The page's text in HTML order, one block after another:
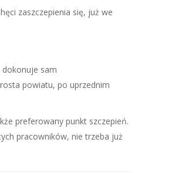
zaszczepienia się, już we
dokonuje sam
powiatu, po uprzednim
preferowany punkt szczepień.
pracowników, nie trzeba już